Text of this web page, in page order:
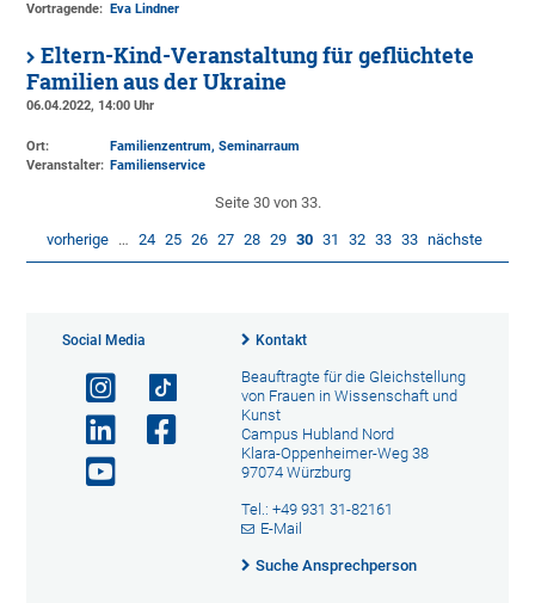
Vortragende:
Eva Lindner
Eltern-Kind-Veranstaltung für geflüchtete
Familien aus der Ukraine
06.04.2022, 14:00 Uhr
Ort:
Familienzentrum, Seminarraum
Veranstalter: Familienservice
Seite 30 von 33.
vorherige … 24 25 26 27 28 29 30 31 32 33 33 nächste
Social Media Kontakt
Beauftragte für die Gleichstellung
von Frauen in Wissenschaft und
Kunst
Campus Hubland Nord
Klara-Oppenheimer-Weg 38
97074 Würzburg
Tel.: +49 931 31-82161
E-Mail
Suche Ansprechperson